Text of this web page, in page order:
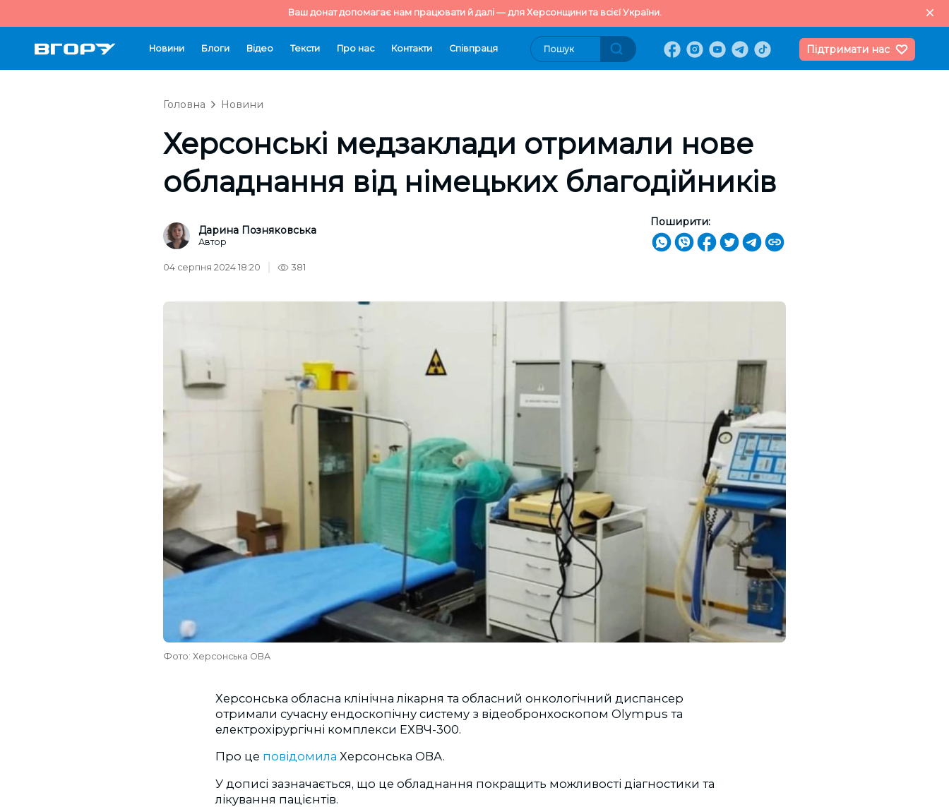
Ваш донат допомагає нам працювати й далі — для Херсонщини та всієї України.
Новини Блоги Відео Тексти Про нас Контакти Cпівпраця Підтримати нас
Головна Новини
Херсонські медзаклади отримали нове
обладнання від німецьких благодійників
Дарина Позняковська
Автор
Поширити:
04 серпня 2024 18:20 381
Фото: Херсонська ОВА
Херсонська обласна клінічна лікарня та обласний онкологічний диспансер
отримали сучасну ендоскопічну систему з відеобронхоскопом Olympus та
електрохірургічні комплекси ЕХВЧ-300.
Про це повідомила Херсонська ОВА.
У дописі зазначається, що це обладнання покращить можливості діагностики та
лікування пацієнтів.